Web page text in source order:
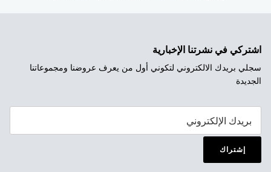
اشتركي في نشرتنا الإخبارية
سجلي بريدك الالكتروني لتكوني أول من يعرف عروضنا ومجموعاتنا
الجديدة
إشتراك